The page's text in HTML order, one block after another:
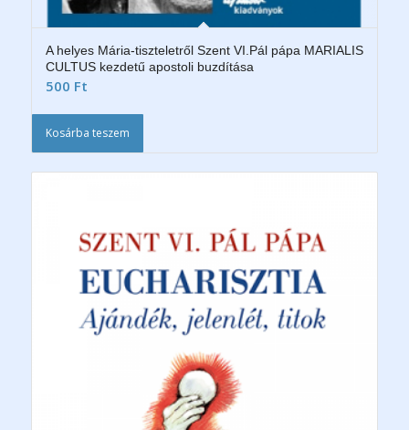
A helyes Mária-tiszteletről Szent VI.Pál pápa MARIALIS
CULTUS kezdetű apostoli buzdítása
500 Ft
Kosárba teszem